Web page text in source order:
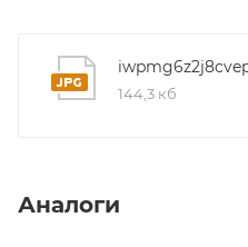
144,3 кб
Аналоги